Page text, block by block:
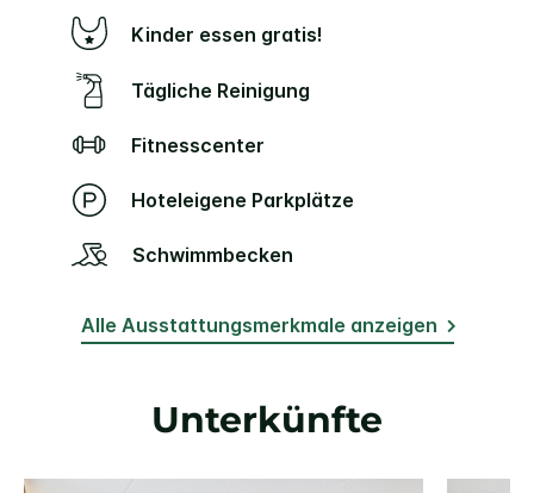
Kinder essen gratis!
Tägliche Reinigung
Fitnesscenter
Hoteleigene Parkplätze
Schwimmbecken
Alle Ausstattungsmerkmale anzeigen
Unterkünfte